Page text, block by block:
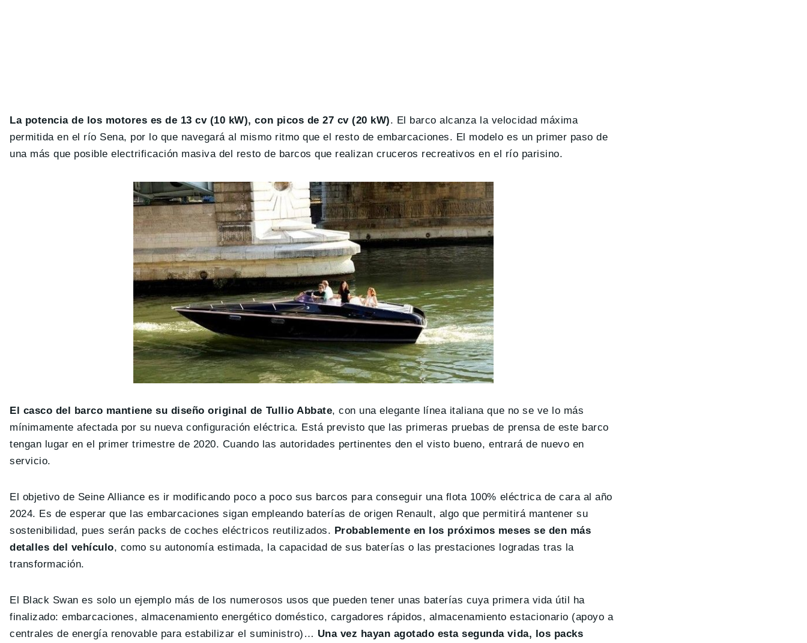
La potencia de los motores es de 13 cv (10 kW), con picos de 27 cv (20 kW). El barco alcanza la velocidad máxima
permitida en el río Sena, por lo que navegará al mismo ritmo que el resto de embarcaciones. El modelo es un primer paso de
una más que posible electrificación masiva del resto de barcos que realizan cruceros recreativos en el río parisino.
El casco del barco mantiene su diseño original de Tullio Abbate, con una elegante línea italiana que no se ve lo más
mínimamente afectada por su nueva configuración eléctrica. Está previsto que las primeras pruebas de prensa de este barco
tengan lugar en el primer trimestre de 2020. Cuando las autoridades pertinentes den el visto bueno, entrará de nuevo en
servicio.
El objetivo de Seine Alliance es ir modificando poco a poco sus barcos para conseguir una flota 100% eléctrica de cara al año
2024. Es de esperar que las embarcaciones sigan empleando baterías de origen Renault, algo que permitirá mantener su
sostenibilidad, pues serán packs de coches eléctricos reutilizados. Probablemente en los próximos meses se den más
detalles del vehículo, como su autonomía estimada, la capacidad de sus baterías o las prestaciones logradas tras la
transformación.
El Black Swan es solo un ejemplo más de los numerosos usos que pueden tener unas baterías cuya primera vida útil ha
finalizado: embarcaciones, almacenamiento energético doméstico, cargadores rápidos, almacenamiento estacionario (apoyo a
centrales de energía renovable para estabilizar el suministro)… Una vez hayan agotado esta segunda vida, los packs